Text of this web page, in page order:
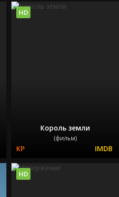
Король земли
(фильм)
HD
HD